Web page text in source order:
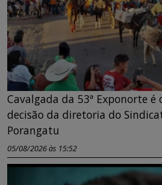
Cavalgada da 53ª Exponorte é
decisão da diretoria do
Porangatu
05/08/2026 às 15:52